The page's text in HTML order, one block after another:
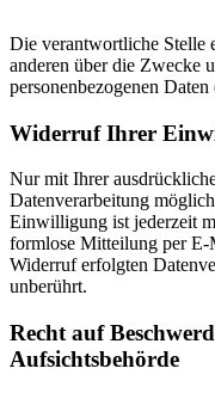
Die verantwortliche Stelle
anderen über die Zwecke
personenbezogenen
Widerruf Ihrer
Nur mit Ihrer
Datenverarbeitung
Einwilligung ist jederzeit
formlose Mitteilung per
Widerruf erfolgten
unberührt.
Recht auf
Aufsichtsbehörde